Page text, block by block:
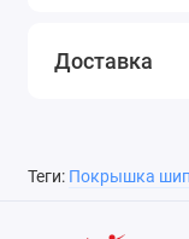
Доставка
Теги: Покрышка